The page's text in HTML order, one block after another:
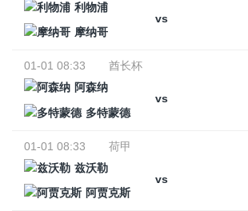
利物浦
vs
摩纳哥
01-01 08:33
酋长杯
阿森纳
vs
多特蒙德
01-01 08:33
荷甲
兹沃勒
vs
阿贾克斯